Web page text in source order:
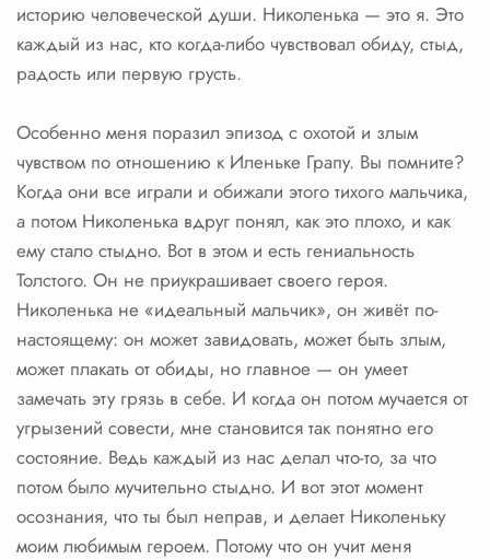
историю человеческой души. Николенька — это я. Это
каждый из нас, кто когда-либо чувствовал обиду, стыд,
радость или первую грусть.
Особенно меня поразил эпизод с охотой и злым
чувством по отношению к Иленьке Грапу. Вы помните?
Когда они все играли и обижали этого тихого мальчика,
а потом Николенька вдруг понял, как это плохо, и как
ему стало стыдно. Вот в этом и есть гениальность
Толстого. Он не приукрашивает своего героя.
Николенька не «идеальный мальчик», он живёт по-
настоящему: он может завидовать, может быть злым,
может плакать от обиды, но главное — он умеет
замечать эту грязь в себе. И когда он потом мучается от
угрызений совести, мне становится так понятно его
состояние. Ведь каждый из нас делал что-то, за что
потом было мучительно стыдно. И вот этот момент
осознания, что ты был неправ, и делает Николеньку
моим любимым героем. Потому что он учит меня